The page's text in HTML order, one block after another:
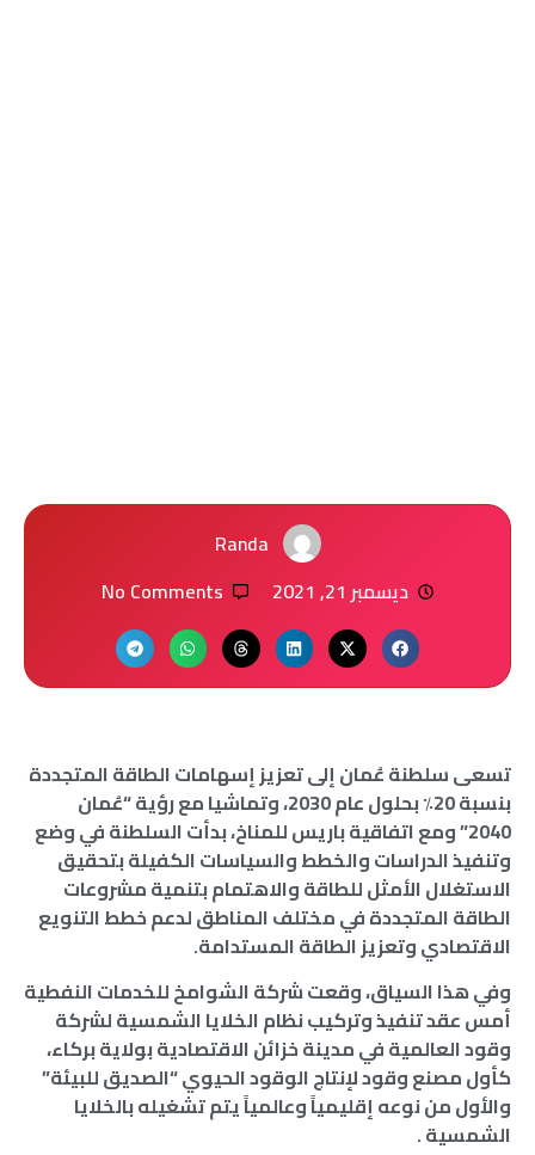
Randa
ديسمبر 21, 2021
No Comments
تسعى سلطنة عُمان إلى تعزيز إسهامات الطاقة المتجددة
بنسبة 20٪؜ بحلول عام 2030، وتماشيا مع رؤية “عُمان
2040” ومع اتفاقية باريس للمناخ، بدأت السلطنة في وضع
وتنفيذ الدراسات والخطط والسياسات الكفيلة بتحقيق
الاستغلال الأمثل للطاقة والاهتمام بتنمية مشروعات
الطاقة المتجددة في مختلف المناطق لدعم خطط التنويع
الاقتصادي وتعزيز الطاقة المستدامة.
وفي هذا السياق، وقعت شركة الشوامخ للخدمات النفطية
أمس عقد تنفيذ وتركيب نظام الخلايا الشمسية لشركة
وقود العالمية في مدينة خزائن الاقتصادية بولاية بركاء،
كأول مصنع وقود لإنتاج الوقود الحيوي “الصديق للبيئة”
والأول من نوعه إقليمياً وعالمياً يتم تشغيله بالخلايا
الشمسية .